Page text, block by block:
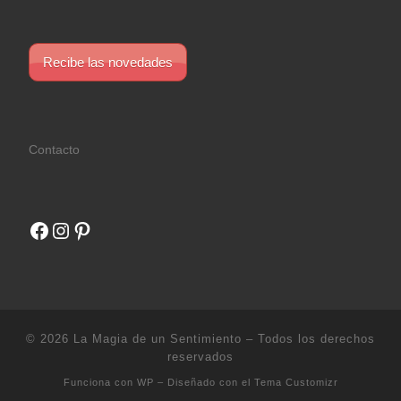
Recibe las novedades
Contacto
Facebook
Instagram
Pinterest
© 2026 La Magia de un Sentimiento – Todos los derechos
reservados
Funciona con WP – Diseñado con el Tema Customizr